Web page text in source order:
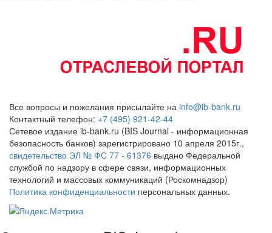
Все вопросы и пожелания присылайте на info@ib-bank.ru
Контактный телефон: +7 (495) 921-42-44
Сетевое издание ib-bank.ru (BIS Journal - информационная
безопасность банков) зарегистрировано 10 апреля 2015г.,
свидетельство ЭЛ № ФС 77 - 61376 выдано Федеральной
службой по надзору в сфере связи, информационных
технологий и массовых коммуникаций (Роскомнадзор)
Политика конфиденциальности персональных данных.